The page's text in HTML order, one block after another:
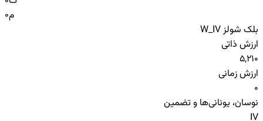
0م
بلک شولز W_IV
ارزش ذاتی
5,210
ارزش زمانی
0
نوسان، یونانی‌ها و تضمین
IV